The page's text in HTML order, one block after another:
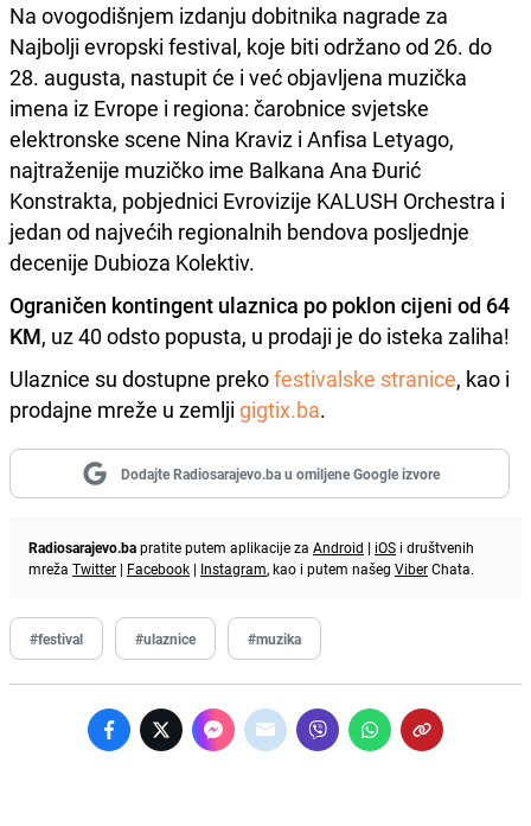
Na ovogodišnjem izdanju dobitnika nagrade za
Najbolji evropski festival, koje biti održano od 26. do
28. augusta, nastupit će i već objavljena muzička
imena iz Evrope i regiona: čarobnice svjetske
elektronske scene Nina Kraviz i Anfisa Letyago,
najtraženije muzičko ime Balkana Ana Đurić
Konstrakta, pobjednici Evrovizije KALUSH Orchestra i
jedan od najvećih regionalnih bendova posljednje
decenije Dubioza Kolektiv.
Ograničen kontingent ulaznica po poklon cijeni od 64
KM, uz 40 odsto popusta, u prodaji je do isteka zaliha!
Ulaznice su dostupne prekofestivalske stranice, kao i
prodajne mreže u zemlji gigtix.ba.
Dodajte Radiosarajevo.ba u omiljene Google izvore
Radiosarajevo.bapratite putem aplikacije za Android | iOS i društvenih
mreža Twitter | Facebook | Instagram, kao i putem našeg ViberChata.
#festival #ulaznice #muzika